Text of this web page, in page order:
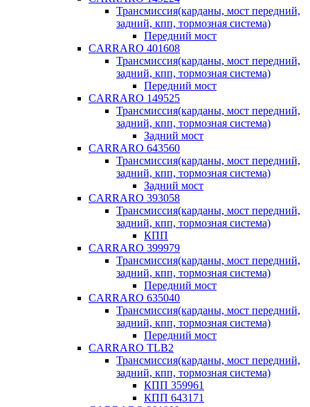
Трансмиссия(карданы, мост передний,
задний, кпп, тормозная система)
Передний мост
CARRARO 401608
Трансмиссия(карданы, мост передний,
задний, кпп, тормозная система)
Передний мост
CARRARO 149525
Трансмиссия(карданы, мост передний,
задний, кпп, тормозная система)
Задний мост
CARRARO 643560
Трансмиссия(карданы, мост передний,
задний, кпп, тормозная система)
Задний мост
CARRARO 393058
Трансмиссия(карданы, мост передний,
задний, кпп, тормозная система)
КПП
CARRARO 399979
Трансмиссия(карданы, мост передний,
задний, кпп, тормозная система)
Передний мост
CARRARO 635040
Трансмиссия(карданы, мост передний,
задний, кпп, тормозная система)
Передний мост
CARRARO TLB2
Трансмиссия(карданы, мост передний,
задний, кпп, тормозная система)
КПП 359961
КПП 643171